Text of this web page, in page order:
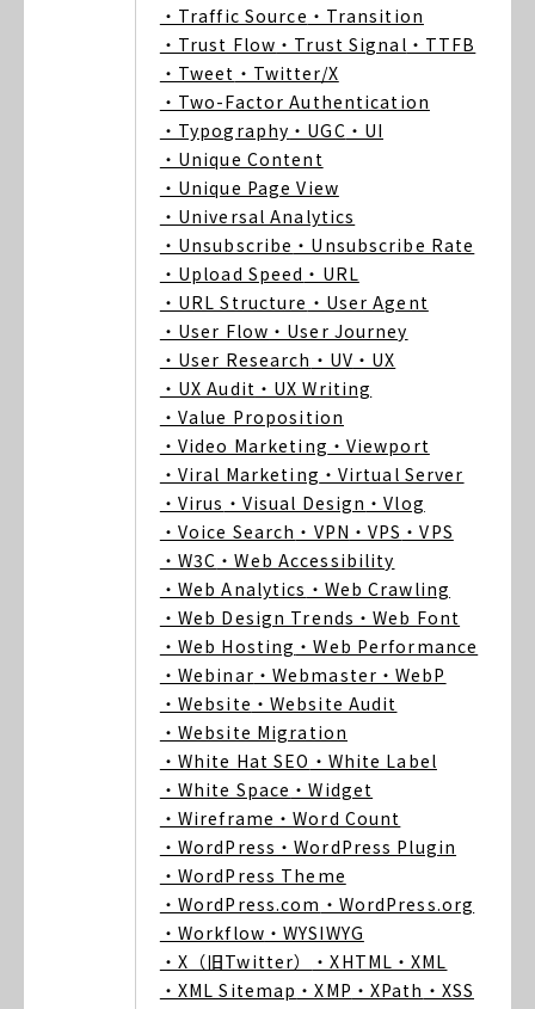
・Traffic Source ・Transition
・Trust Flow ・Trust Signal ・TTFB
・Tweet ・Twitter/X
・Two-Factor Authentication
・Typography ・UGC ・UI
・Unique Content
・Unique Page View
・Universal Analytics
・Unsubscribe ・Unsubscribe Rate
・Upload Speed ・URL
・URL Structure ・User Agent
・User Flow ・User Journey
・User Research ・UV ・UX
・UX Audit ・UX Writing
・Value Proposition
・Video Marketing ・Viewport
・Viral Marketing ・Virtual Server
・Virus ・Visual Design ・Vlog
・Voice Search ・VPN ・VPS ・VPS
・W3C ・Web Accessibility
・Web Analytics ・Web Crawling
・Web Design Trends ・Web Font
・Web Hosting ・Web Performance
・Webinar ・Webmaster ・WebP
・Website ・Website Audit
・Website Migration
・White Hat SEO ・White Label
・White Space ・Widget
・Wireframe ・Word Count
・WordPress ・WordPress Plugin
・WordPress Theme
・WordPress.com ・WordPress.org
・Workflow ・WYSIWYG
・X（旧Twitter）
・XHTML ・XML
・XML Sitemap ・XMP ・XPath ・XSS